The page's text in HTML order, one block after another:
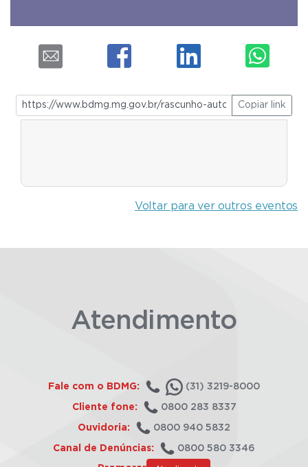
Copiar link
Voltar para ver outros eventos
Atendimento
Fale com o BDMG: (31) 3219-8000
Cliente fone: 0800 283 8337
Ouvidoria: 0800 940 5832
Canal de Denúncias: 0800 580 3346